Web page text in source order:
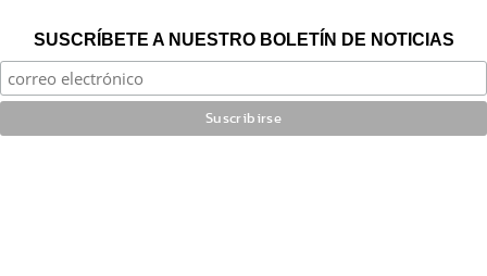
SUSCRÍBETE A NUESTRO BOLETÍN DE NOTICIAS